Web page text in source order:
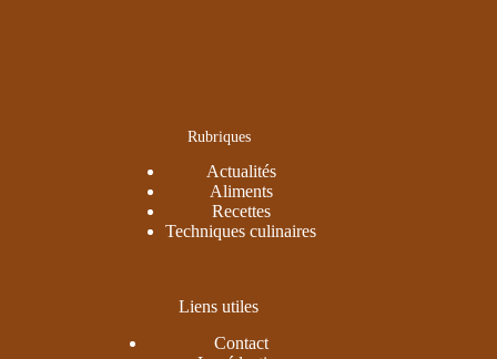
Rubriques
Actualités
Aliments
Recettes
Techniques culinaires
Liens utiles
Contact